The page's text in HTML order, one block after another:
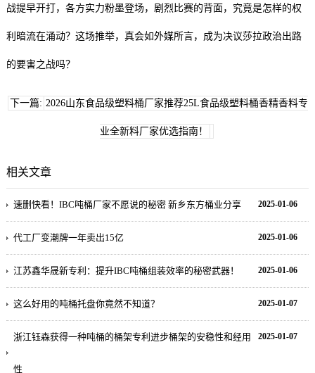
战提早开打，各方实力粉墨登场，剧烈比赛的背面，究竟是怎样的权
利暗流在涌动？这场推举，真会如外媒所言，成为决议莎拉政治出路
的要害之战吗？
下一篇: 2026山东食品级塑料桶厂家推荐25L食品级塑料桶香精香料专
业全新料厂家优选指南！
相关文章
2025-01-06
速删快看！IBC吨桶厂家不愿说的秘密 新乡东方桶业分享
2025-01-06
代工厂变潮牌一年卖出15亿
2025-01-06
江苏鑫华晟新专利：提升IBC吨桶组装效率的秘密武器！
2025-01-07
这么好用的吨桶托盘你竟然不知道？
2025-01-07
浙江钰森获得一种吨桶的桶架专利进步桶架的安稳性和经用
性